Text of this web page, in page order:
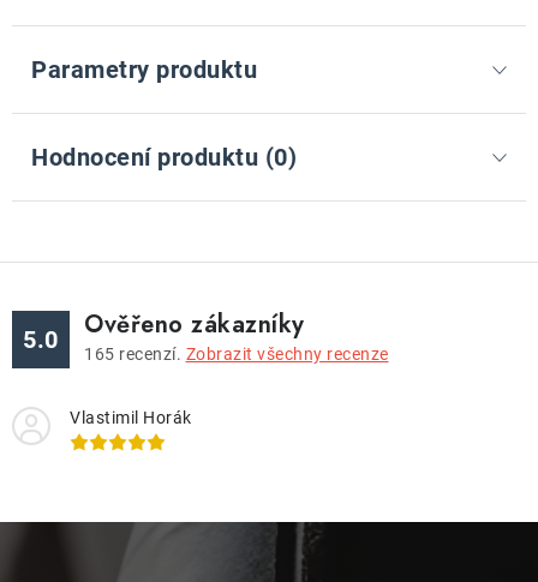
Parametry produktu
Hodnocení produktu (0)
5.0 Ověřeno zákazníky
165 recenzí. Zobrazit všechny recenze
Vlastimil Horák